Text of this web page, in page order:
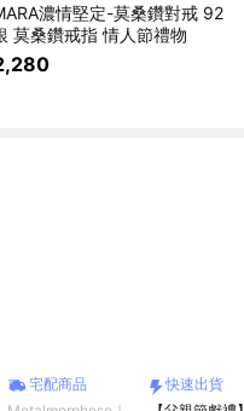
濃情堅定-莫桑鑽對戒 92
莫桑鑽戒指 情人節禮物
宅配商品
快速出貨